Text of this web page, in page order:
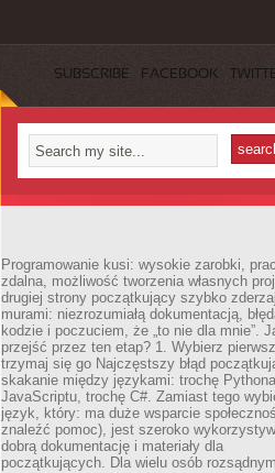
SUBSCRIBE FACEBOOK
Programowanie kusi: wysokie zarobki,
zdalna, możliwość tworzenia własnych
drugiej strony początkujący szybko
murami: niezrozumiałą dokumentacją,
kodzie i poczuciem, że „to nie dla mnie”.
przejść przez ten etap? 1. Wybierz
trzymaj się go Najczęstszy błąd
skakanie między językami: trochę
JavaScriptu, trochę C#. Zamiast tego
język, który: ma duże wsparcie
znaleźć pomoc), jest szeroko
dobrą dokumentację i materiały dla
początkujących. Dla wielu osób rozsądnym